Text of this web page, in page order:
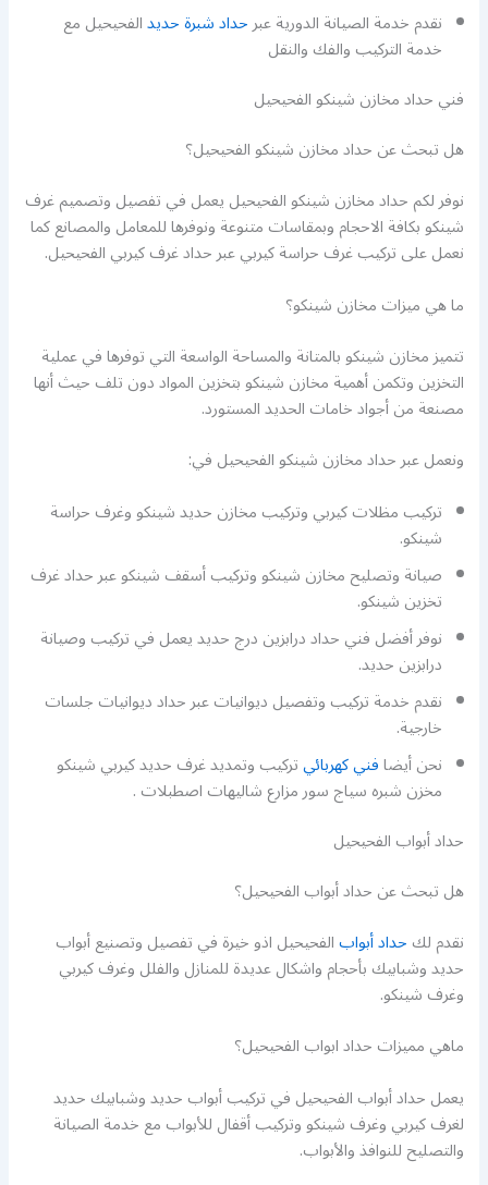
نقدم خدمة الصيانة الدورية عبرحداد شبرة حديدالفحيحيل مع
خدمة التركيب والفك والنقل
فني حداد مخازن شينكو الفحيحيل
هل تبحث عن حداد مخازن شينكو الفحيحيل؟
نوفر لكم حداد مخازن شينكو الفحيحيل يعمل في تفصيل وتصميم غرف
شينكو بكافة الاحجام وبمقاسات متنوعة ونوفرها للمعامل والمصانع كما
نعمل على تركيب غرف حراسة كيربي عبر حداد غرف كيربي الفحيحيل.
ما هي ميزات مخازن شينكو؟
تتميز مخازن شينكو بالمتانة والمساحة الواسعة التي توفرها في عملية
التخزين وتكمن أهمية مخازن شينكو بتخزين المواد دون تلف حيث أنها
مصنعة من أجواد خامات الحديد المستورد.
ونعمل عبر حداد مخازن شينكو الفحيحيل في:
تركيب مظلات كيربي وتركيب مخازن حديد شينكو وغرف حراسة
شينكو.
صيانة وتصليح مخازن شينكو وتركيب أسقف شينكو عبر حداد غرف
تخزين شينكو.
نوفر أفضل فني حداد درابزين درج حديد يعمل في تركيب وصيانة
درابزين حديد.
نقدم خدمة تركيب وتفصيل ديوانيات عبر حداد ديوانيات جلسات
خارجية.
نحن أيضافني كهربائيتركيب وتمديد غرف حديد كيربي شينكو
مخزن شبره سياج سور مزارع شاليهات اصطبلات .
حداد أبواب الفحيحيل
هل تبحث عن حداد أبواب الفحيحيل؟
نقدم لكحداد أبوابالفحيحيل اذو خيرة في تفصيل وتصنيع أبواب
حديد وشبابيك بأحجام واشكال عديدة للمنازل والفلل وغرف كيربي
وغرف شينكو.
ماهي مميزات حداد ابواب الفحيحيل؟
يعمل حداد أبواب الفحيحيل في تركيب أبواب حديد وشبابيك حديد
لغرف كيربي وغرف شينكو وتركيب أقفال للأبواب مع خدمة الصيانة
والتصليح للنوافذ والأبواب.